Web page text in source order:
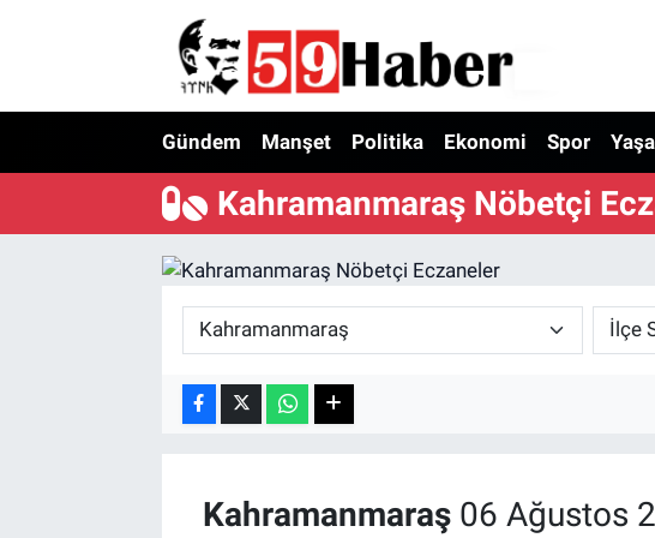
Gündem Manşet Politika Ekonomi Spor
Kahramanmaraş Nöbetçi
Kahramanmaraş06 Ağustos